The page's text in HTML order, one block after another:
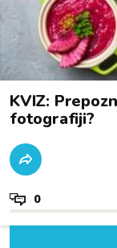
KVIZ:
fotografiji?
0